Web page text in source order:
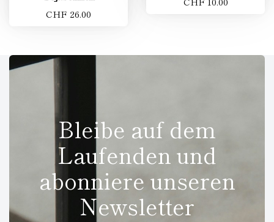
CHF 26.00
Bleibe auf dem
Laufenden und
abonniere unseren
Newsletter